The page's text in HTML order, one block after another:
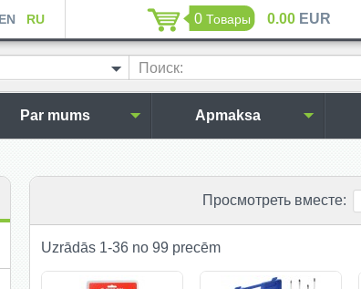
EN RU 0 Товары 0.00EUR
Поиск:
Par mums Apmaksa
Просмотреть вместе:
Uzrādās 1-36 no 99 precēm